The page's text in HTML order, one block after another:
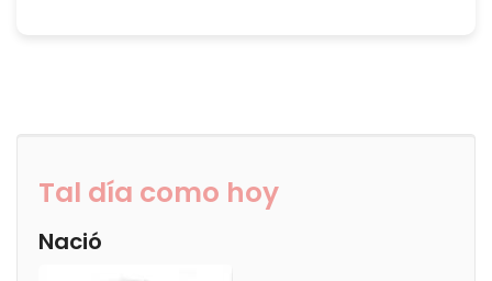
Tal día como hoy
Nació